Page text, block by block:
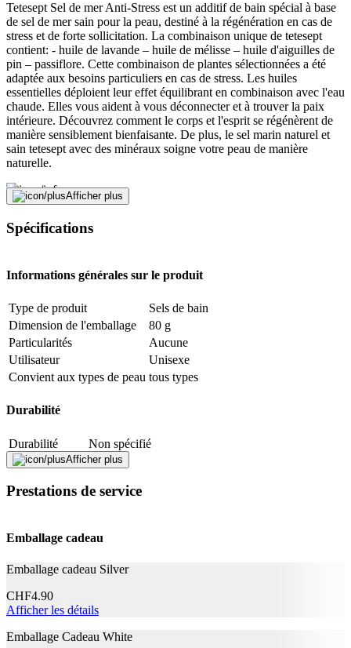
Tetesept Sel de mer Anti-Stress est un additif de bain spécial à base
de sel de mer sain pour la peau, destiné à la régénération en cas de
stress et de forte sollicitation. La combinaison unique de tetesept
contient: - huile de lavande – huile de mélisse – huile d'aiguilles de
pin – passiflore. Cette combinaison de plantes sélectionnées a été
adaptée aux besoins particuliers en cas de stress. Les huiles
essentielles déploient leur effet équilibrant en combinaison avec l'eau
chaude. Elles vous aident à vous déconnecter et à trouver la paix
intérieure. Découvrez comment le corps et l'esprit se régénèrent de
manière sensiblement bienfaisante. De plus, le sel marin naturel et
sain tetesept avec des minéraux soigne votre peau de manière
naturelle.
Conserver hors de portée des enfants. Éviter le contact direct des
Description
Adresse e-mail (facultatif)
Fermer le formulaire
Envoyer
Afficher plus
Spécifications
Informations générales sur le produit
Type de produit
Sels de bain
Dimension de l'emballage
80 g
Particularités
Aucune
Utilisateur
Unisexe
Convient aux types de peau tous types
Durabilité
Durabilité
Non spécifié
La vie naturelle Oui
Application
Ingrédients
OIL, CYMBOPOGON WINTERIANUS HERB
MELISSA OFFICINALIS LEAF OIL,
Afficher plus
Prestations de service
Emballage cadeau
Emballage cadeau Silver
CHF4.90
Afficher les détails
Emballage Cadeau White